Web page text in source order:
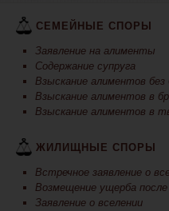
СЕМЕЙНЫЕ СПОРЫ
Заявление на алименты
Содержание супруга
Взыскание алиментов без
Взыскание алиментов в
Взыскание алиментов в
ЖИЛИЩНЫЕ СПОРЫ
Встречное заявление о
Возмещение ущерба
Заявление о вселении